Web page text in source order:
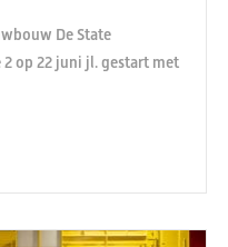
De State
2 op 22 juni jl. gestart met